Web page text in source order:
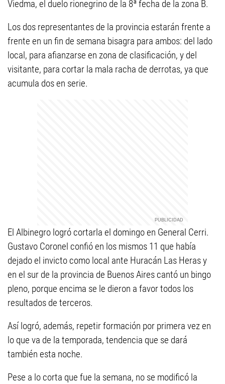
Viedma, el duelo rionegrino de la 8ª fecha de la zona B.
Los dos representantes de la provincia estarán frente a
frente en un fin de semana bisagra para ambos: del lado
local, para afianzarse en zona de clasificación, y del
visitante, para cortar la mala racha de derrotas, ya que
acumula dos en serie.
El Albinegro logró cortarla el domingo en General Cerri.
Gustavo Coronel confió en los mismos 11 que había
dejado el invicto como local ante Huracán Las Heras y
en el sur de la provincia de Buenos Aires cantó un bingo
pleno, porque encima se le dieron a favor todos los
resultados de terceros.
Así logró, además, repetir formación por primera vez en
lo que va de la temporada, tendencia que se dará
también esta noche.
Pese a lo corta que fue la semana, no se modificó la